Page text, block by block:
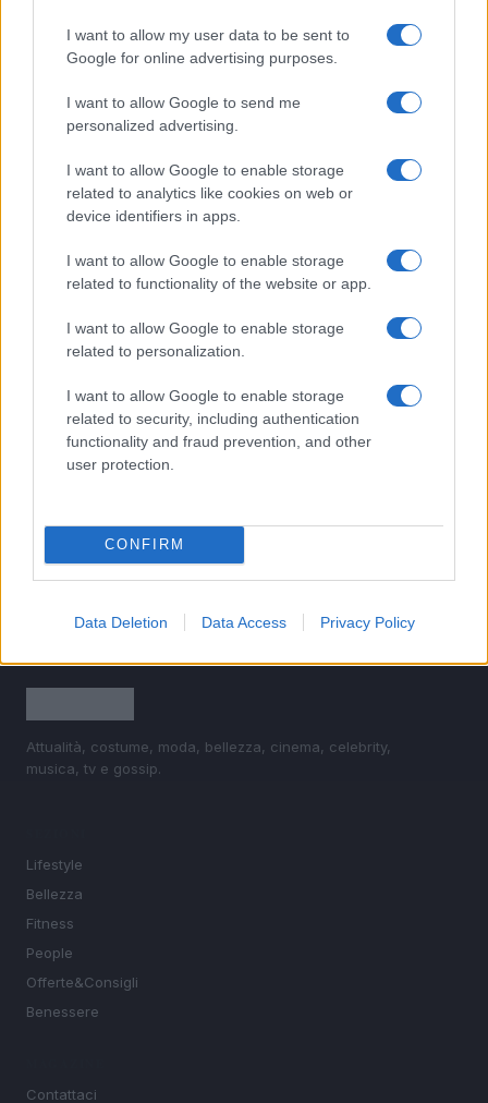
I want to allow my user data to be sent to
Google for online advertising purposes.
I want to allow Google to send me
personalized advertising.
I want to allow Google to enable storage
related to analytics like cookies on web or
device identifiers in apps.
I want to allow Google to enable storage
related to functionality of the website or app.
I want to allow Google to enable storage
related to personalization.
I want to allow Google to enable storage
related to security, including authentication
functionality and fraud prevention, and other
user protection.
CONFIRM
Data Deletion Data Access Privacy Policy
abbigliamento fresco e professionale
Cristian Castiglioni · 7 Ago 2026
PIÙ LETTI
Sognare il fango ha anche dei significati positivi (che
ci crediate o no)
Come valorizzare la zona giorno attraverso una scelta
consapevole dell’arredamento
Dove andare per sfuggire all’afa: 5 mete fresche vicino
a Milano
Ospitalità contemporanea: ristoranti, hotel e rituali
estivi
5
viaggi esperienziali
Attualità, costume, moda, bellezza, cinema, celebrity,
musica, tv e gossip.
Lifestyle
Bellezza
Fitness
People
Offerte&Consigli
Benessere
Contattaci